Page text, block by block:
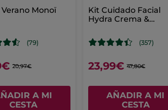
Monoï
(79)
20,97€
A MI
CESTA
Kit Cuidado Facial
Hydra Crema &
(357)
23,99€ 47,80€
AÑADIR A MI
CESTA